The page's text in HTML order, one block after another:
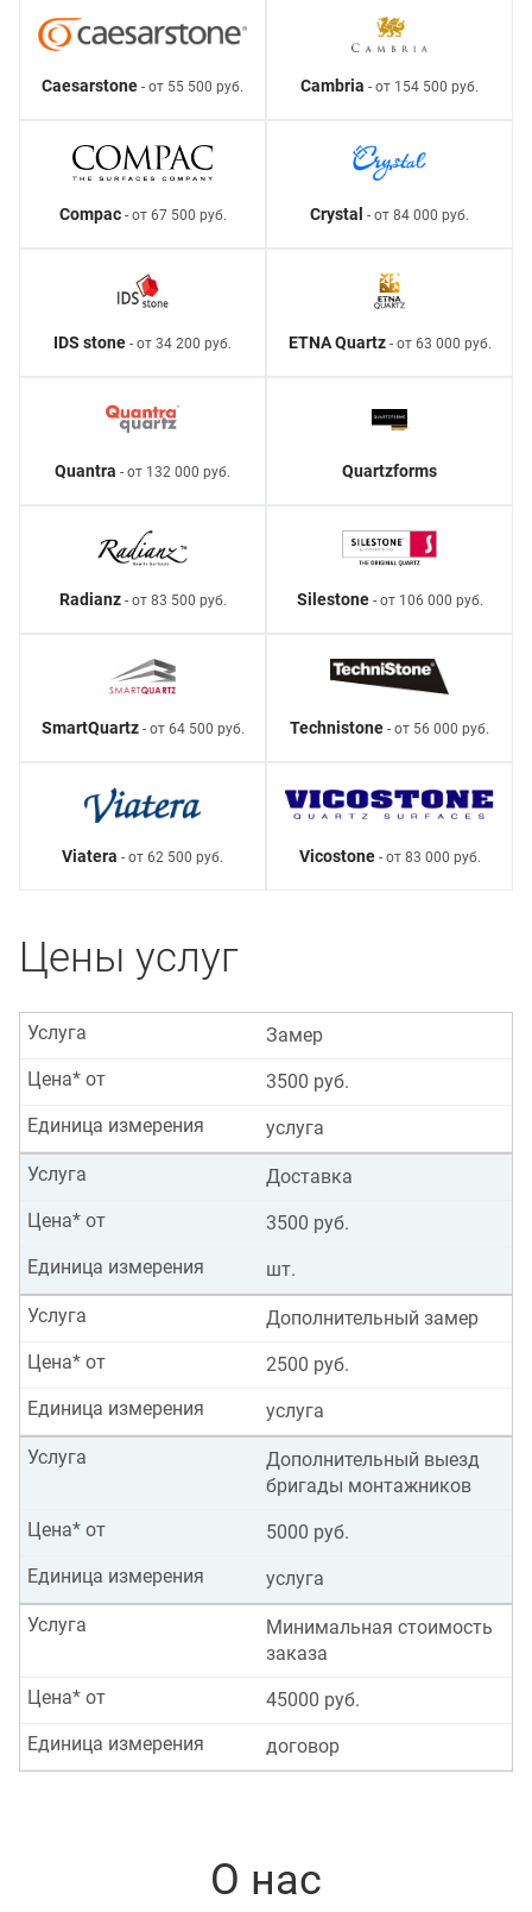
Caesarstone - от 55 500 руб. Cambria - от 154 500 руб.
Compac- от 67 500 руб. Crystal - от 84 000 руб.
IDS stone - от 34 200 руб. ETNA Quartz- от 63 000 руб.
Quantra - от 132 000 руб. Quartzforms
Radianz- от 83 500 руб. Silestone- от 106 000 руб.
SmartQuartz- от 64 500 руб. Technistone - от 56 000 руб.
Viatera - от 62 500 руб. Vicostone- от 83 000 руб.
Цены услуг
Замер
Услуга
3500 руб.
Цена* от
услуга
Единица измерения
Доставка
Услуга
3500 руб.
Цена* от
шт.
Единица измерения
Дополнительный замер
Услуга
2500 руб.
Цена* от
услуга
Единица измерения
Дополнительный выезд
бригады монтажников
Услуга
5000 руб.
Цена* от
услуга
Единица измерения
Минимальная стоимость
заказа
Услуга
45000 руб.
Цена* от
договор
Единица измерения
О нас